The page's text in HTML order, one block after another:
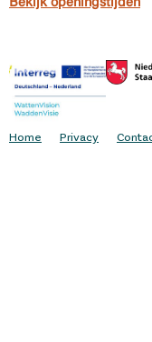
Bekijk openingstijden
Home Privacy